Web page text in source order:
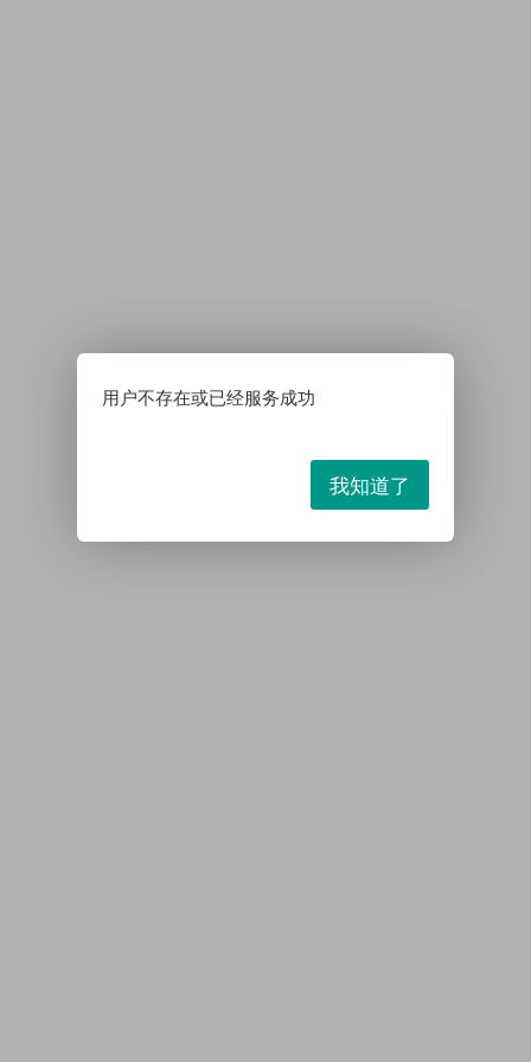
用户不存在或已经服务成功
我知道了